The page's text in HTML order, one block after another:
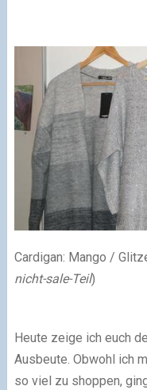
Cardigan: Mango /
nicht-sale-Teil)
Heute zeige ich euch
Ausbeute. Obwohl ich
so viel zu shoppen,